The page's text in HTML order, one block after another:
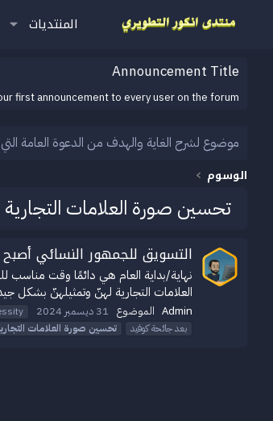
المنتديات
Announcement Title
first announcement to every user on the forum.
موضوع لشرح الغاية والهدف من الدعوة العامة
الوسوم
تحسين صورة العلامات التجارية
التسويق للجمهور النسائي
العلامات التجارية لهنّ وتمثيلهنّ بشكل
Admin الموضوع 31 ديسمبر 2024
بعد جائحة كوفيد
تحسين صورة العلامات